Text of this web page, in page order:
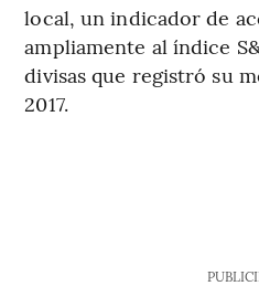
local, un indicador de
ampliamente al índice
divisas que registró su
2017.